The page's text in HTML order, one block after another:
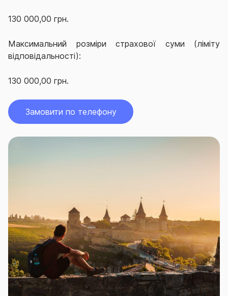
130 000,00 грн.
Максимальний розміри страхової суми (ліміту
відповідальності):
130 000,00 грн.
Замовити по телефону